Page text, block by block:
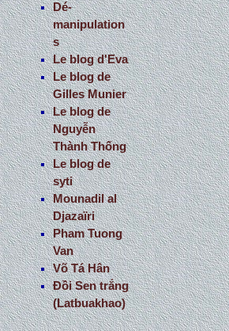
Dé-
manipulation
s
Le blog d'Eva
Le blog de
Gilles Munier
Le blog de
Nguyễn
Thành Thống
Le blog de
syti
Mounadil al
Djazaïri
Pham Tuong
Van
Võ Tá Hân
Đồi Sen trắng
(Latbuakhao)